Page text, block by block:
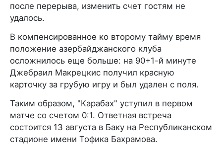
после перерыва, изменить счет гостям не
удалось.
В компенсированное ко второму тайму время
положение азербайджанского клуба
осложнилось еще больше: на 90+1-й минуте
Джебраил Макрецкис получил красную
карточку за грубую игру и был удален с поля.
Таким образом, "Карабах" уступил в первом
матче со счетом 0:1. Ответная встреча
состоится 13 августа в Баку на Республиканском
стадионе имени Тофика Бахрамова.